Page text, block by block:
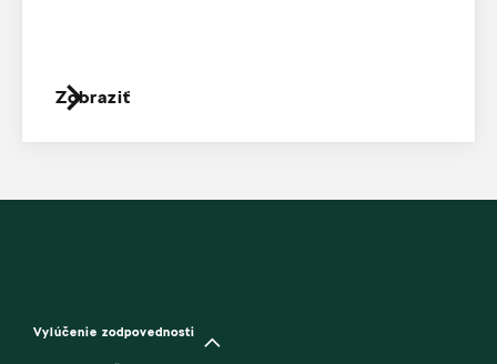
Zobraziť
Vylúčenie zodpovednosti